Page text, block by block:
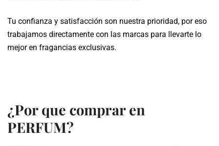
Tu confianza y satisfacción son nuestra prioridad, por eso
trabajamos directamente con las marcas para llevarte lo
mejor en fragancias exclusivas.
¿Por que comprar en
PERFUM?